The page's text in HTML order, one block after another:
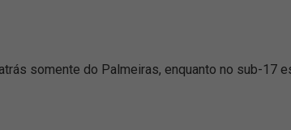
somente do Palmeiras, enquanto no sub-17